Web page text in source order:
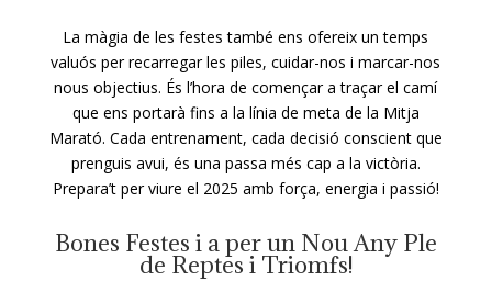
La màgia de les festes també ens ofereix un temps
valuós per recarregar les piles, cuidar-nos i marcar-nos
nous objectius. És l’hora de començar a traçar el camí
que ens portarà fins a la línia de meta de la Mitja
Marató. Cada entrenament, cada decisió conscient que
prenguis avui, és una passa més cap a la victòria.
Prepara’t per viure el 2025 amb força, energia i passió!
Bones Festes i a per un Nou Any Ple
de Reptes i Triomfs!